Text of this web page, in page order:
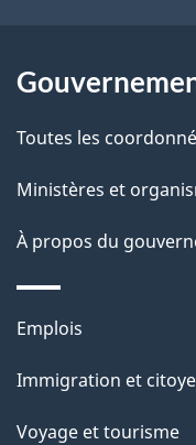
e
p
a
Toutes les
Ministères et
À propos du
Thèmes
sujets
Emplois
Immigration et
Voyage et tourisme